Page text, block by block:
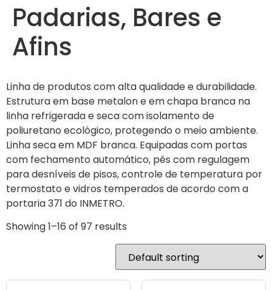
Padarias, Bares e
Afins
Linha de produtos com alta qualidade e durabilidade.
Estrutura em base metalon e em chapa branca na
linha refrigerada e seca com isolamento de
poliuretano ecológico, protegendo o meio ambiente.
Linha seca em MDF branca. Equipadas com portas
com fechamento automático, pés com regulagem
para desníveis de pisos, controle de temperatura por
termostato e vidros temperados de acordo com a
portaria 371 do INMETRO.
Showing 1–16 of 97 results